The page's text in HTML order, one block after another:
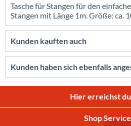
Tasche für Stangen für den
Stangen mit Länge 1m. Größe: ca.
Kunden kauften auch
Kunden haben sich ebenfalls
Hier erreichst
Shop Service